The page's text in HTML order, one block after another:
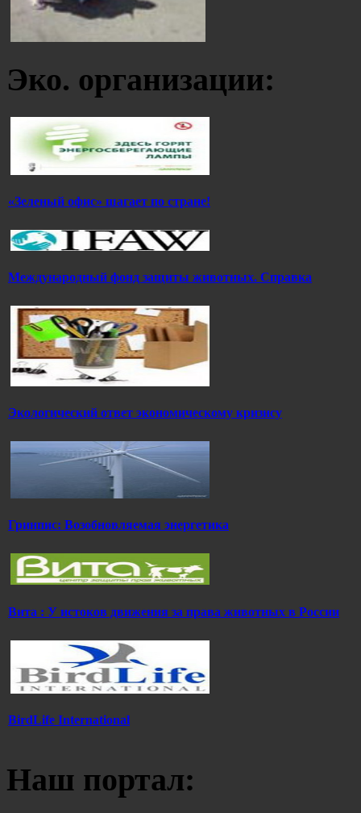
Эко. организации:
«Зеленый офис» шагает по стране!
Международный фонд защиты животных. Справка
Экологический ответ экономическому кризису
Гринпис: Возобновляемая энергетика
Вита : У истоков движения за права животных в России
BirdLife International
Наш портал: